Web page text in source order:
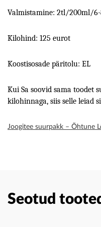
Valmistamine: 2tl/200ml/
Kilohind: 125 eurot
Koostisosade päritolu: EL
Kui Sa soovid sama toodet
kilohinnaga, siis selle leiad
Joogitee suurpakk – Õhtune
Seotud